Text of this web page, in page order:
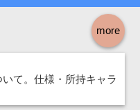
more
いて。仕様・所持キャラ